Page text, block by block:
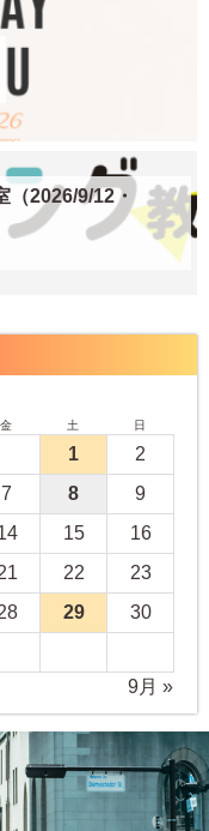
2026/9/12・
金 土 日
1
2
7 8
9
15
16
22
23
29
30
9月 »